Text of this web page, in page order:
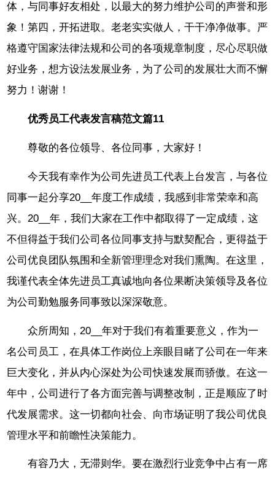
体，与同事好友相处，以最大的努力维护公司的声誉和形
象！第四，开拓进取。老老实实做人，干干净净做事。严
格遵守国家法律法规和公司的各项规章制度，尽心尽职做
好业务，想方设法发展业务，为了公司的发展壮大而不懈
努力！谢谢！
优秀员工代表发言稿范文篇11
尊敬的各位领导、各位同事，大家好！
今天我有幸作为公司先进员工代表上台发言，与各位
同事一起分享20__年度工作成绩，我感到非常荣幸和高
兴。20__年，我们大家在工作中都取得了一定成绩，这
不但得益于我们公司各位同事支持与默契配合，更得益于
公司优良团队氛围和全新管理理念对我们熏陶。在这里，
我谨代表全体先进员工真诚地向各位果断决策领导及各位
为公司勤勉服务同事致以深深敬意。
众所周知，20__年对于我们有着重要意义，作为一
名公司员工，在具体工作岗位上亲眼目睹了公司在一年来
巨大变化，并从内心深处为公司快速发展而骄傲。在这一
年中，公司进行了各方面完善与调整改制，正是顺应了时
代发展需求。这一切都向社会、向市场证明了我公司优良
管理水平和前瞻性决策能力。
有容乃大，无滞则华。要在激烈行业竞争中占有一席